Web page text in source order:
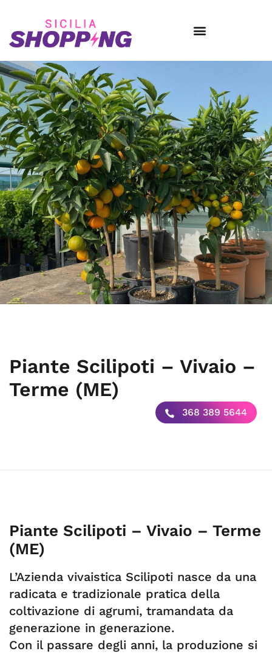
Piante Scilipoti – Vivaio –
Terme (ME)
368 389 5644
Piante Scilipoti – Vivaio – Terme
(ME)
L’Azienda vivaistica Scilipoti nasce da una
radicata e tradizionale pratica della
coltivazione di agrumi, tramandata da
generazione in generazione.
Con il passare degli anni, la produzione si